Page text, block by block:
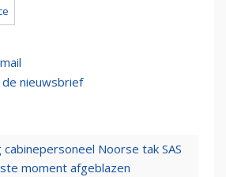
nieuwsbrief
cabinepersoneel Noorse tak SAS
moment afgeblazen